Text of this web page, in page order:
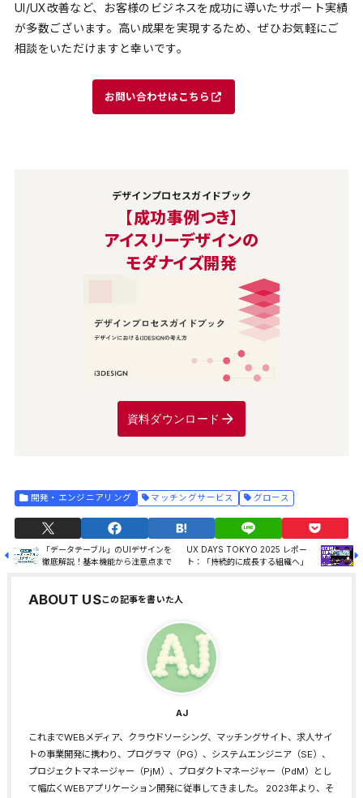
UI/UX改善など、お客様のビジネスを成功に導いたサポート実績
が多数ございます。​​高い成果を実現するため、ぜひお気軽にご
相談をいただけますと幸いです。
お問い合わせはこちら
デザインプロセスガイドブック
【成功事例つき】
アイスリーデザインの
モダナイズ開発
資料ダウンロード
開発・エンジニアリング マッチングサービス グロース
「データテーブル」のUIデザインを
徹底解説！基本機能から注意点まで
UX DAYS TOKYO 2025 レポー
ト：「持続的に成長する組織へ」
ABOUT US
AJ
これまでWEBメディア、クラウドソーシング、マッチングサイト、求人サイ
トの事業開発に携わり、プログラマ（PG）、システムエンジニア（SE）、
プロジェクトマネージャー（PjM）、プロダクトマネージャー（PdM）とし
て幅広くWEBアプリケーション開発に従事してきました。 2023年より、そ